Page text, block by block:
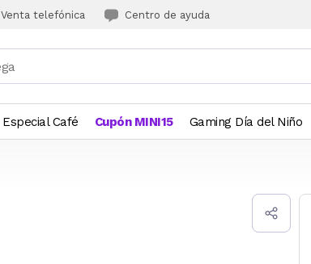
Venta telefónica Centro de ayuda
Especial Café Cupón MINI15 Gaming Día del Niño